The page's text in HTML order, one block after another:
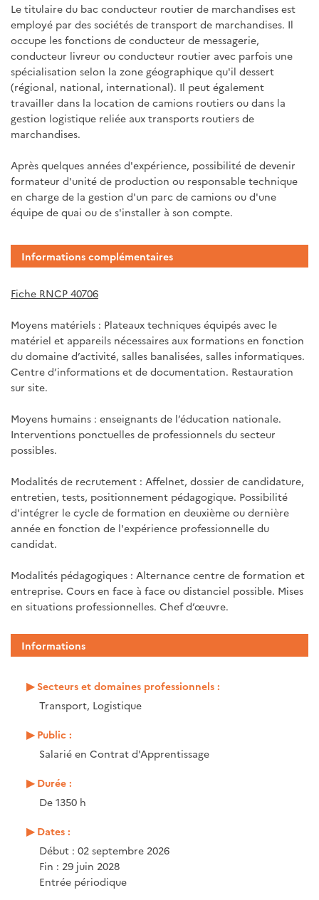
Le titulaire du bac conducteur routier de marchandises est
employé par des sociétés de transport de marchandises. Il
occupe les fonctions de conducteur de messagerie,
conducteur livreur ou conducteur routier avec parfois une
spécialisation selon la zone géographique qu'il dessert
(régional, national, international). Il peut également
travailler dans la location de camions routiers ou dans la
gestion logistique reliée aux transports routiers de
marchandises.
Après quelques années d'expérience, possibilité de devenir
formateur d'unité de production ou responsable technique
en charge de la gestion d'un parc de camions ou d'une
équipe de quai ou de s'installer à son compte.
Informations complémentaires
Fiche RNCP 40706
Moyens matériels : Plateaux techniques équipés avec le
matériel et appareils nécessaires aux formations en fonction
du domaine d’activité, salles banalisées, salles informatiques.
Centre d’informations et de documentation. Restauration
sur site.
Moyens humains : enseignants de l’éducation nationale.
Interventions ponctuelles de professionnels du secteur
possibles.
Modalités de recrutement : Affelnet, dossier de candidature,
entretien, tests, positionnement pédagogique. Possibilité
d'intégrer le cycle de formation en deuxième ou dernière
année en fonction de l'expérience professionnelle du
candidat.
Modalités pédagogiques : Alternance centre de formation et
entreprise. Cours en face à face ou distanciel possible. Mises
en situations professionnelles. Chef d’œuvre.
Informations
Secteurs et domaines professionnels :
Transport, Logistique
Public :
Salarié en Contrat d'Apprentissage
Durée :
De 1350 h
Dates :
Début : 02 septembre 2026
Fin : 29 juin 2028
Entrée périodique